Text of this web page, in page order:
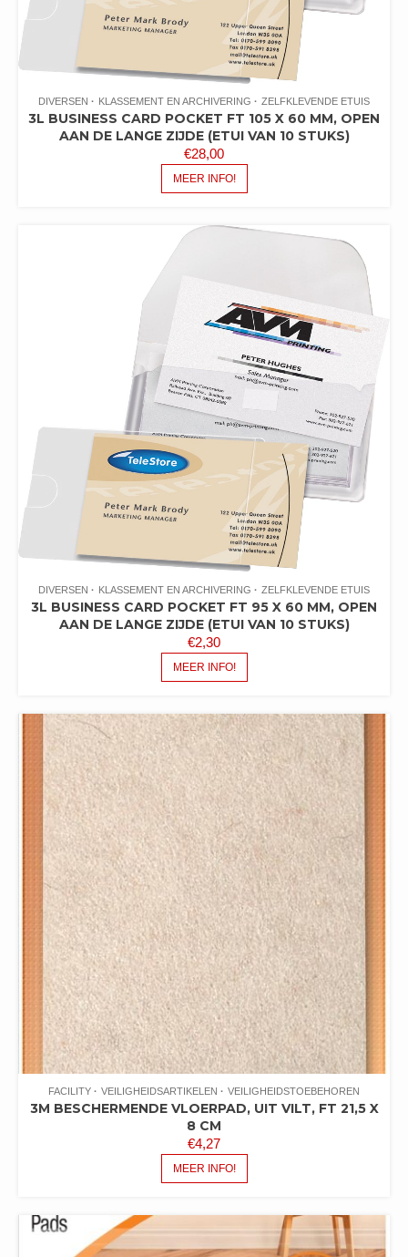
DIVERSEN KLASSEMENT EN ARCHIVERING ZELFKLEVENDE ETUIS
3L BUSINESS CARD POCKET FT 105 X 60 MM, OPEN
AAN DE LANGE ZIJDE (ETUI VAN 10 STUKS)
€28,00
MEER INFO!
DIVERSEN KLASSEMENT EN ARCHIVERING ZELFKLEVENDE ETUIS
3L BUSINESS CARD POCKET FT 95 X 60 MM, OPEN
AAN DE LANGE ZIJDE (ETUI VAN 10 STUKS)
€2,30
MEER INFO!
FACILITY VEILIGHEIDSARTIKELEN VEILIGHEIDSTOEBEHOREN
3M BESCHERMENDE VLOERPAD, UIT VILT, FT 21,5 X
8 CM
€4,27
MEER INFO!